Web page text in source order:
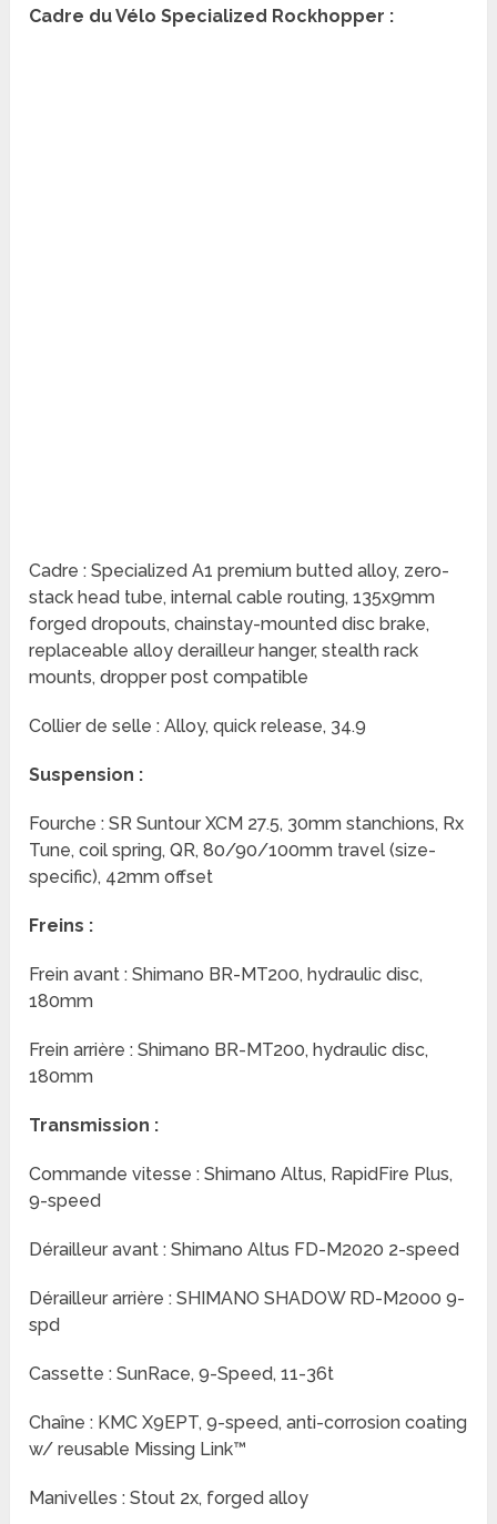
Cadre du Vélo Specialized Rockhopper :
Cadre : Specialized A1 premium butted alloy, zero-
stack head tube, internal cable routing, 135x9mm
forged dropouts, chainstay-mounted disc brake,
replaceable alloy derailleur hanger, stealth rack
mounts, dropper post compatible
Collier de selle : Alloy, quick release, 34.9
Suspension :
Fourche : SR Suntour XCM 27.5, 30mm stanchions, Rx
Tune, coil spring, QR, 80/90/100mm travel (size-
specific), 42mm offset
Freins :
Frein avant : Shimano BR-MT200, hydraulic disc,
180mm
Frein arrière : Shimano BR-MT200, hydraulic disc,
180mm
Transmission :
Commande vitesse : Shimano Altus, RapidFire Plus,
9-speed
Dérailleur avant : Shimano Altus FD-M2020 2-speed
Dérailleur arrière : SHIMANO SHADOW RD-M2000 9-
spd
Cassette : SunRace, 9-Speed, 11-36t
Chaîne : KMC X9EPT, 9-speed, anti-corrosion coating
w/ reusable Missing Link™
Manivelles : Stout 2x, forged alloy